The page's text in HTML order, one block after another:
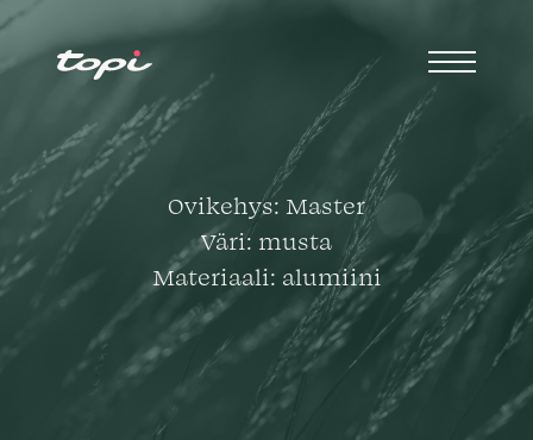
Ovikehys: Master
Väri: musta
Materiaali: alumiini